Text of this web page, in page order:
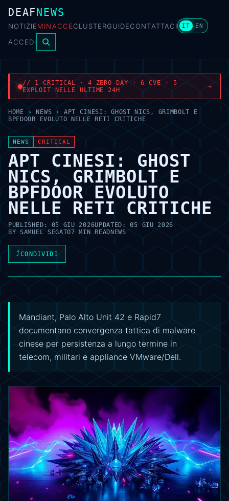
DEAFNEWS
NOTIZIEMINACCECLUSTERGUIDECONTATTACI IT EN
ACCEDI
// 1 CRITICAL · 4 ZERO-DAY · 6 CVE · 5
EXPLOIT NELLE ULTIME 24H
→
HOME › NEWS ›
APT CINESI: GHOST NICS, GRIMBOLT E
BPFDOOR EVOLUTO NELLE RETI CRITICHE
NEWS CRITICAL
APT CINESI: GHOST
NICS, GRIMBOLT E
BPFDOOR EVOLUTO
NELLE RETI CRITICHE
PUBLISHED:05 GIU 2026UPDATED:05 GIU 2026
BYSAMUEL SEGATO7 MIN READ NEWS
⤴CONDIVIDI
Mandiant, Palo Alto Unit 42 e Rapid7
documentano convergenza tattica di malware
cinese per persistenza a lungo termine in
telecom, militari e appliance VMware/Dell.